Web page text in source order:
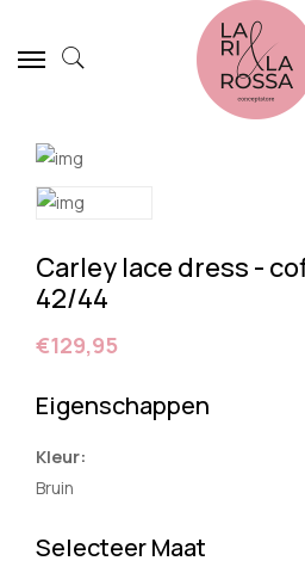
Carley lace dress -
42/44
€129,95
Eigenschappen
Kleur:
Bruin
Selecteer Maat